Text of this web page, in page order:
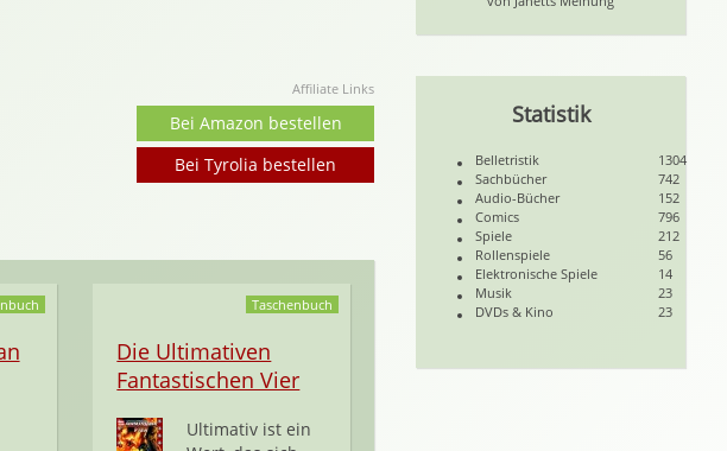
Affiliate Links
Bei Amazon bestellen
Bei Tyrolia bestellen
Taschenbuch
Die Ultimativen
Fantastischen Vier
Ultimativ ist ein
Statistik
Belletristik
1304
Sachbücher
742
Audio-Bücher
152
Comics
796
Spiele
212
Rollenspiele
56
Elektronische Spiele
14
Musik
23
DVDs & Kino
23